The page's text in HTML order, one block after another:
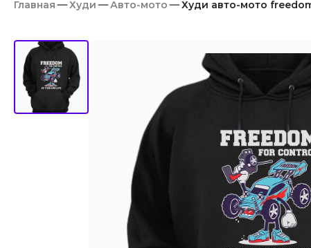
Главная Худи Авто-мото Худи авто-мото